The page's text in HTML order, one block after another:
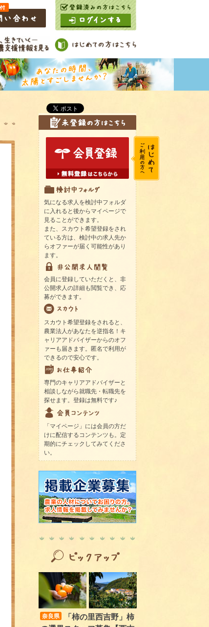
気になる求人を検討中フォルダ
に入れると後からマイページで
見ることができます。
また、スカウト希望登録をされ
ている方は、検討中の求人先か
らオファーが届く可能性があり
ます。
会員に登録していただくと、非
公開求人の詳細も閲覧でき、応
募ができます。
スカウト希望登録をされると、
農業法人があなたを逆指名！キ
ャリアアドバイザーからのオフ
ァーも届きます。匿名で利用が
できるので安心です。
専門のキャリアアドバイザーと
相談しながら就職先・転職先を
探せます。登録は無料です♪
「マイページ」には会員の方だ
けに配信するコンテンツも。定
期的にチェックしてみてくださ
い。
奈良県
「柿の里西吉野」柿